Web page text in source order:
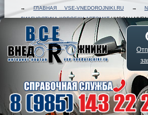
→ГЛАВНАЯ VSE-VNEDOROJNIKI.RU →
ДИАГНОСТИКА КОРОБКИ-АВТОМАТНИССАН